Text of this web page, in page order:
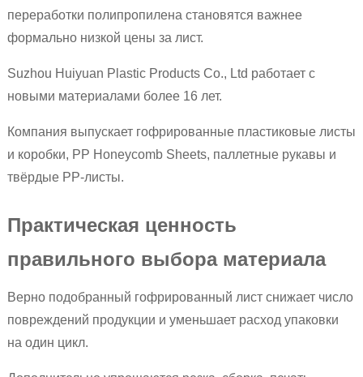
переработки полипропилена становятся важнее
формально низкой цены за лист.
Suzhou Huiyuan Plastic Products Co., Ltd работает с
новыми материалами более 16 лет.
Компания выпускает гофрированные пластиковые листы
и коробки, PP Honeycomb Sheets, паллетные рукавы и
твёрдые PP-листы.
Практическая ценность
правильного выбора материала
Верно подобранный гофрированный лист снижает число
повреждений продукции и уменьшает расход упаковки
на один цикл.